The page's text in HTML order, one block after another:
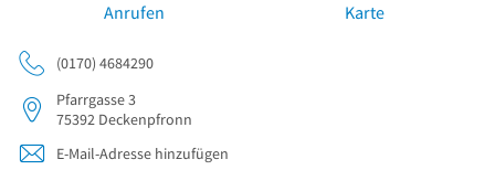
Anrufen Karte
(0170) 4684290
Pfarrgasse 3
75392 Deckenpfronn
E-Mail-Adresse hinzufügen